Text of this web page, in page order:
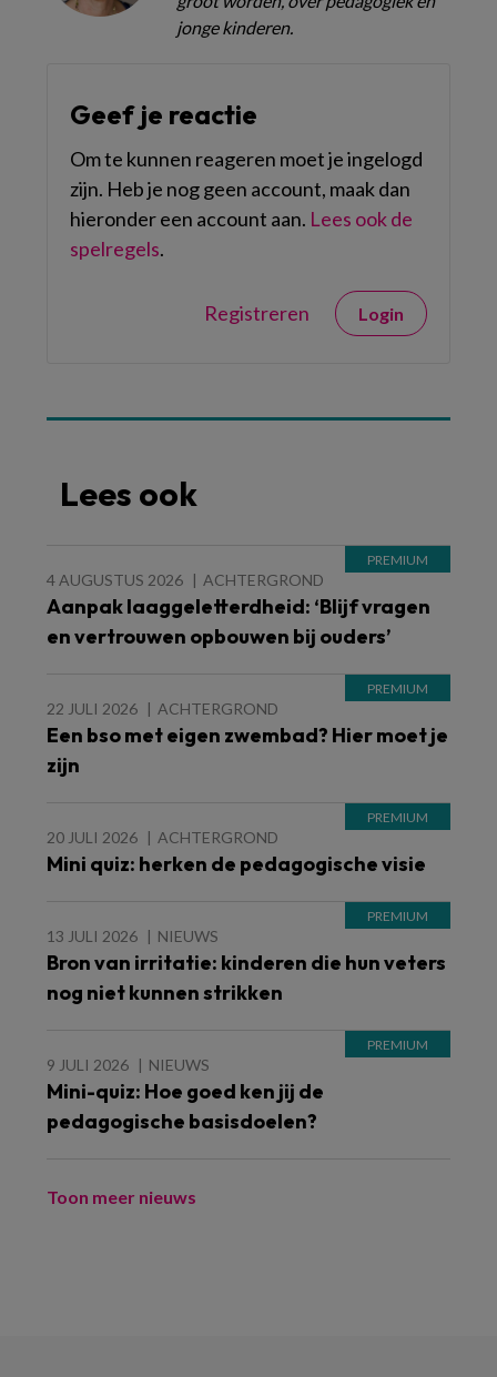
jonge kinderen.
Geef je reactie
Om te kunnen reageren moet je ingelogd
zijn. Heb je nog geen account, maak dan
hieronder een account aan. Lees ook de
spelregels.
Registreren Login
Lees ook
4 AUGUSTUS 2026 ACHTERGROND
Aanpak laaggeletterdheid: ‘Blijf vragen
en vertrouwen opbouwen bij ouders’
22 JULI 2026 ACHTERGROND
Een bso met eigen zwembad? Hier moet je
zijn
20 JULI 2026 ACHTERGROND
Mini quiz: herken de pedagogische visie
13 JULI 2026 NIEUWS
Bron van irritatie: kinderen die hun veters
nog niet kunnen strikken
9 JULI 2026 NIEUWS
Mini-quiz: Hoe goed ken jij de
pedagogische basisdoelen?
Toon meer nieuws